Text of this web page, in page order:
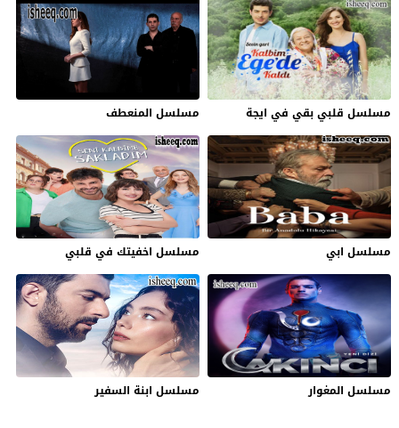
مسلسل قلبي بقي في ايجة مسلسل المنعطف
مسلسل ابي مسلسل اخفيتك في قلبي
مسلسل المغوار مسلسل ابنة السفير